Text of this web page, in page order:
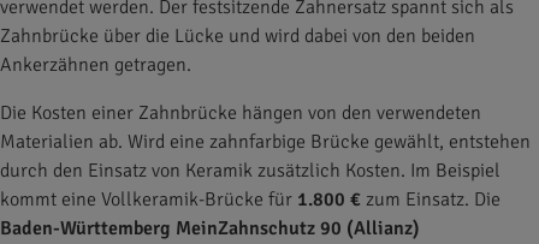
verwendet werden. Der festsitzende Zahnersatz spannt sich als
Zahnbrücke über die Lücke und wird dabei von den beiden
Ankerzähnen getragen.
Die Kosten einer Zahnbrücke hängen von den verwendeten
Materialien ab. Wird eine zahnfarbige Brücke gewählt, entstehen
durch den Einsatz von Keramik zusätzlich Kosten. Im Beispiel
kommt eine Vollkeramik-Brücke für 1.800 € zum Einsatz. Die
Baden-Württemberg MeinZahnschutz 90 (Allianz)